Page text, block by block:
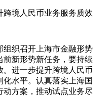
境人民币业务服务质效
组织召开上海市金融形势
前新形势新任务，要持续
进一步提升跨境人民币
水平。认真落实上海国
动方案，推动试点业务尽